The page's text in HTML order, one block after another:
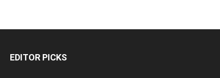
EDITOR PICKS